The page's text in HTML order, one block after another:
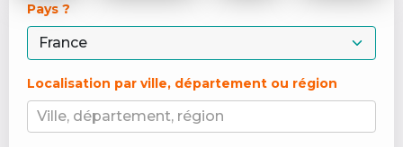
Pays ?
Localisation par ville, département ou région
Ville, département, région